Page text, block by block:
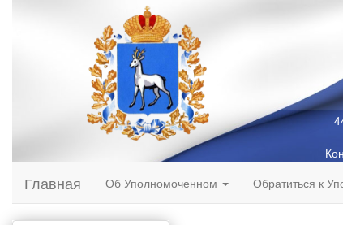
Главная Об Уполномоченном Обратиться к